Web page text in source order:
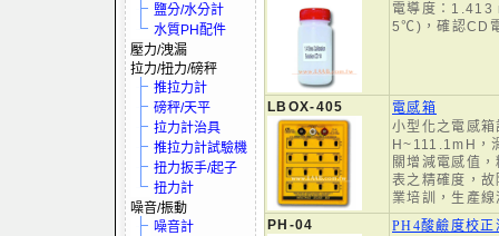
鹽分/水分計
水質PH配件
壓力/洩漏
拉力/扭力/磅秤
推拉力計
磅秤/天平
拉力計治具
推拉力計試驗機
扭力扳手/起子
扭力計
噪音/振動
噪音計
電導度：1.413
5℃)，確認CD
LBOX-405
電感箱
小型化之電感
H~111.1mH，
關增減電感值
表之精確度，
業培訓，生產線
PH-04
PH4酸鹼度校正